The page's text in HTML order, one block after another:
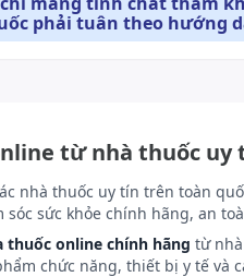
chứng minh hiệu lực
ức chế mạnh đến việc
các cytokine th2, il - 4
phải tuân theo hướng
từ nhà thuốc uy
nhà thuốc uy tín trên toàn
sức khỏe chính hãng, an
thuốc online chính hãng từ
chức năng, thiết bị y tế